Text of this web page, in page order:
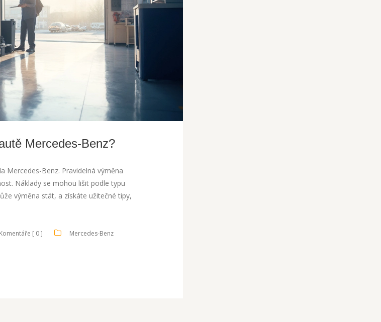
Mercedes-Benz?
Mercedes-Benz. Pravidelná výměna
Náklady se mohou lišit podle typu
výměna stát, a získáte užitečné tipy,
Komentáře [ 0 ] Mercedes-Benz